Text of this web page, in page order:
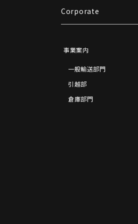
Corporate
事業案内
一般輸送部門
引越部
倉庫部門